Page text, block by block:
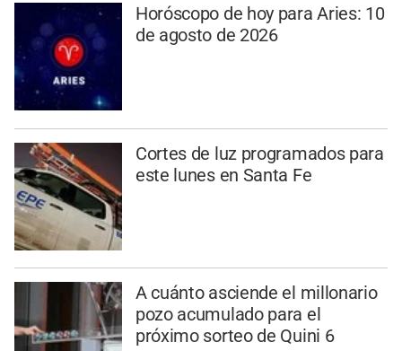
Horóscopo de hoy para Aries: 10
de agosto de 2026
Cortes de luz programados para
este lunes en Santa Fe
A cuánto asciende el millonario
pozo acumulado para el
próximo sorteo de Quini 6